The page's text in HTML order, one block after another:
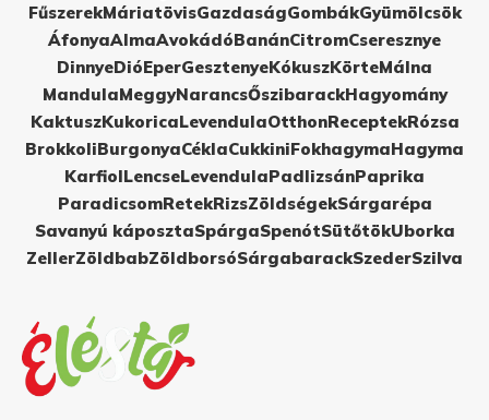
FűszerekMáriatövisGazdaságGombákGyümölcsök
ÁfonyaAlmaAvokádóBanánCitromCseresznye
DinnyeDióEperGesztenyeKókuszKörteMálna
MandulaMeggyNarancsŐszibarackHagyomány
KaktuszKukoricaLevendulaOtthonReceptekRózsa
BrokkoliBurgonyaCéklaCukkiniFokhagymaHagyma
KarfiolLencseLevendulaPadlizsánPaprika
ParadicsomRetekRizsZöldségekSárgarépa
Savanyú káposztaSpárgaSpenótSütőtökUborka
ZellerZöldbabZöldborsóSárgabarackSzederSzilva